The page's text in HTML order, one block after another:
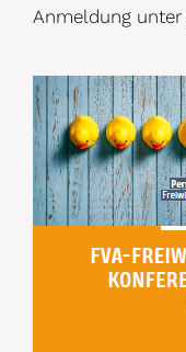
Anmeldung unter